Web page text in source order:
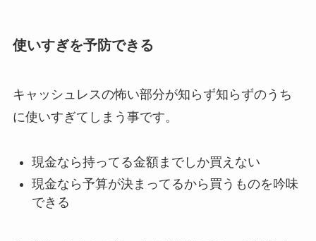
使いすぎを予防できる
キャッシュレスの怖い部分が知らず知らずのうち
に使いすぎてしまう事です。
現金なら持ってる金額までしか買えない
現金なら予算が決まってるから買うものを吟味
できる